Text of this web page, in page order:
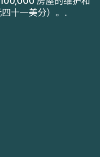
十一美分）。.